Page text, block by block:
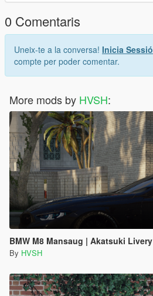
0 Comentaris
Uneix-te a la conversa! Inicia Sessió
compte per poder comentar.
More mods by HVSH:
BMW M8 Mansaug | Akatsuki Livery
By HVSH